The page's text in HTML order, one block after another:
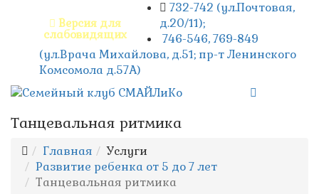
Версия для
слабовидящих
732-742 (ул.Почтовая,
д.20/11);
746-546, 769-849
(ул.Врача Михайлова, д.51; пр-т Ленинского
Комсомола д.57А)
Танцевальная ритмика
Главная
Услуги
Развитие ребенка от 5 до 7 лет
Танцевальная ритмика